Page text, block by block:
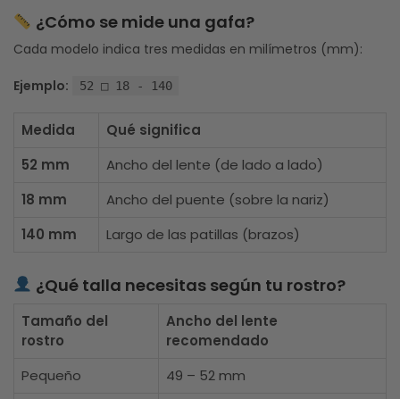
¿Cómo se mide una gafa?
Cada modelo indica tres medidas en milímetros (mm):
Ejemplo: 52 □ 18 - 140
Medida
Qué significa
52 mm
Ancho del lente (de lado a lado)
18 mm
Ancho del puente (sobre la nariz)
140 mm
Largo de las patillas (brazos)
¿Qué talla necesitas según tu rostro?
Tamaño del
rostro
Ancho del lente
recomendado
Pequeño
49 – 52 mm